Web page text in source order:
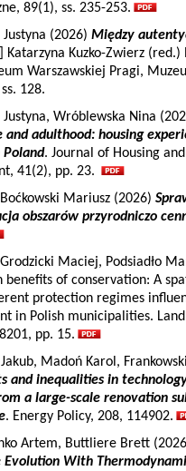
89(1), ss. 235-253.
(2026) Między
Katarzyna Kuzko-Zwierz (red.)
Warszawskiej Pragi,
128.
Wróblewska Nina
adulthood: housing
. Journal of Housing
41(2), pp. 23.
Mariusz (2026)
obszarów przyrodniczo
Grodzicki Maciej, Podsiadło
benefits of conservation: A
protection regimes
in Polish municipalities. Land
pp. 15.
Jakub, Madoń Karol,
and inequalities in
a large-scale renovation
. Energy Policy, 208, 114902.
Artem, Buttliere Brett
Evolution With